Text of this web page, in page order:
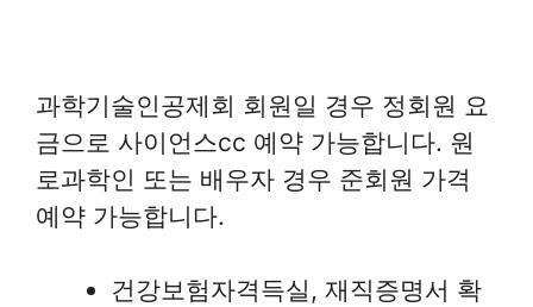
과학기술인공제회 회원일 경우 정회원 요
금으로 사이언스cc 예약 가능합니다. 원
로과학인 또는 배우자 경우 준회원 가격
예약 가능합니다.
건강보험자격득실, 재직증명서 확